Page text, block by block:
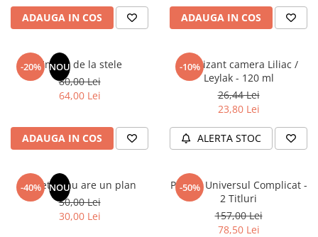
Birotica & Papetarie
Adezivi si benzi adezive
Accesorii Arhivare
Instrumente de scris
Organizare si Arhivare
Articole scolare
Arta
Caiete si Carnetele scolare
ADAUGA IN COS ADAUGA IN COS
-20% NOU
Un dar de la stele
80,00 Lei
64,00 Lei
ADAUGA IN COS
-10%
Odorizant camera Liliac /
Leylak - 120 ml
26,44 Lei
23,80 Lei
ALERTA STOC
-40% NOU
Sufletul tau are un plan
50,00 Lei
30,00 Lei
-50%
Pachet Universul Complicat -
2 Titluri
157,00 Lei
78,50 Lei